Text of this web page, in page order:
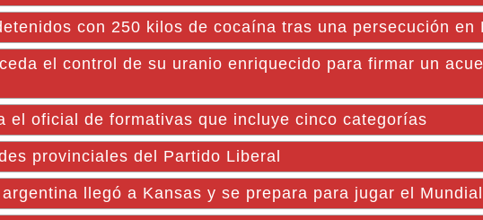
con 250 kilos de cocaína tras una persecución en
el control de su uranio enriquecido para firmar un
el oficial de formativas que incluye cinco categorías
provinciales del Partido Liberal
llegó a Kansas y se prepara para jugar el